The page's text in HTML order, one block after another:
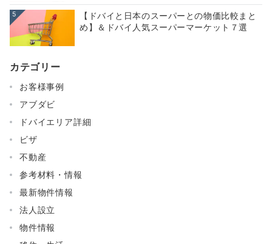
5
【ドバイと日本のスーパーとの物価比較まと
め】＆ドバイ人気スーパーマーケット７選
カテゴリー
お客様事例
アブダビ
ドバイエリア詳細
ビザ
不動産
参考材料・情報
最新物件情報
法人設立
物件情報